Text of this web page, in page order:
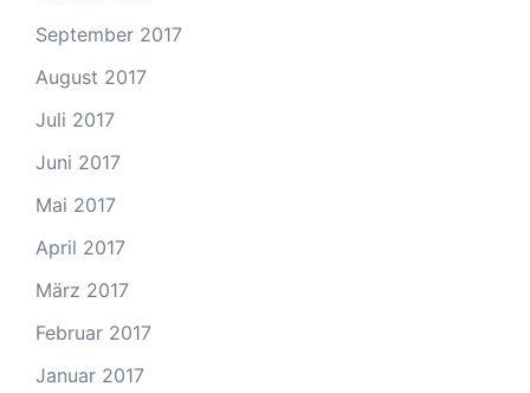
September 2017
August 2017
Juli 2017
Juni 2017
Mai 2017
April 2017
März 2017
Februar 2017
Januar 2017